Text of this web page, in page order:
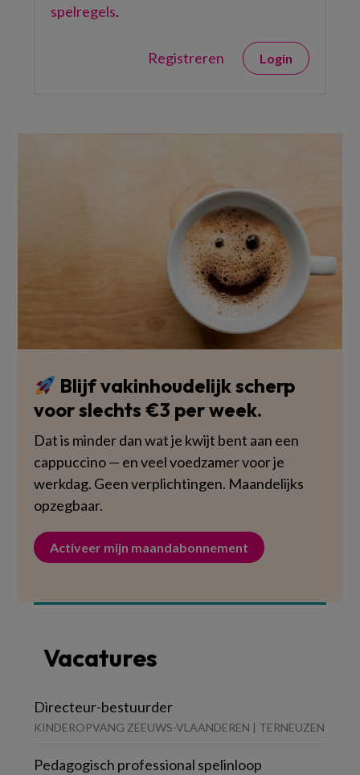
spelregels.
Registreren Login
Blijf vakinhoudelijk scherp
voor slechts €3 per week.
Dat is minder dan wat je kwijt bent aan een
cappuccino — en veel voedzamer voor je
werkdag. Geen verplichtingen. Maandelijks
opzegbaar.
Activeer mijn maandabonnement
Vacatures
Directeur-bestuurder
KINDEROPVANG ZEEUWS-VLAANDEREN | TERNEUZEN
Pedagogisch professional spelinloop